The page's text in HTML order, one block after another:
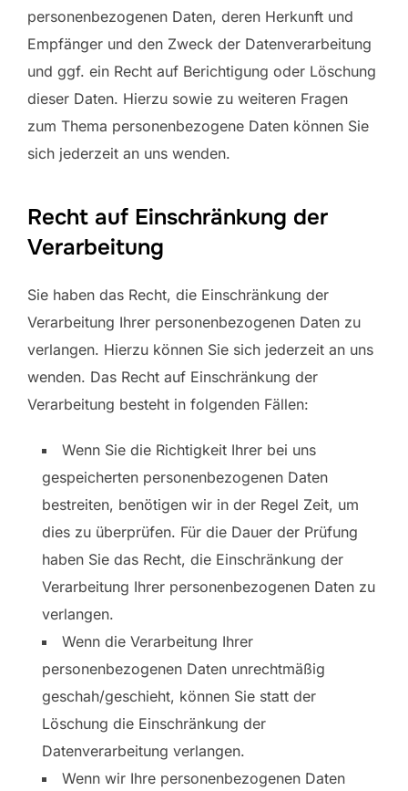
personenbezogenen Daten, deren Herkunft und
Empfänger und den Zweck der Datenverarbeitung
und ggf. ein Recht auf Berichtigung oder Löschung
dieser Daten. Hierzu sowie zu weiteren Fragen
zum Thema personenbezogene Daten können Sie
sich jederzeit an uns wenden.
Recht auf Einschränkung der
Verarbeitung
Sie haben das Recht, die Einschränkung der
Verarbeitung Ihrer personenbezogenen Daten zu
verlangen. Hierzu können Sie sich jederzeit an uns
wenden. Das Recht auf Einschränkung der
Verarbeitung besteht in folgenden Fällen:
Wenn Sie die Richtigkeit Ihrer bei uns
gespeicherten personenbezogenen Daten
bestreiten, benötigen wir in der Regel Zeit, um
dies zu überprüfen. Für die Dauer der Prüfung
haben Sie das Recht, die Einschränkung der
Verarbeitung Ihrer personenbezogenen Daten zu
verlangen.
Wenn die Verarbeitung Ihrer
personenbezogenen Daten unrechtmäßig
geschah/geschieht, können Sie statt der
Löschung die Einschränkung der
Datenverarbeitung verlangen.
Wenn wir Ihre personenbezogenen Daten